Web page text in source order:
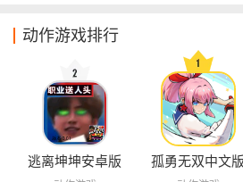
动作游戏排行
逃离坤坤安卓版 孤勇无双中文版